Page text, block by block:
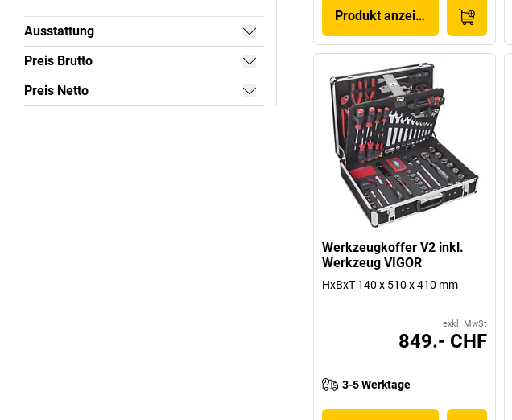
Ausstattung
Preis Brutto
Preis Netto
Produkt anzeigen
Werkzeugkoffer V2 inkl.
Werkzeug VIGOR
HxBxT 140 x 510 x 410 mm
exkl. MwSt
849.- CHF
3-5 Werktage